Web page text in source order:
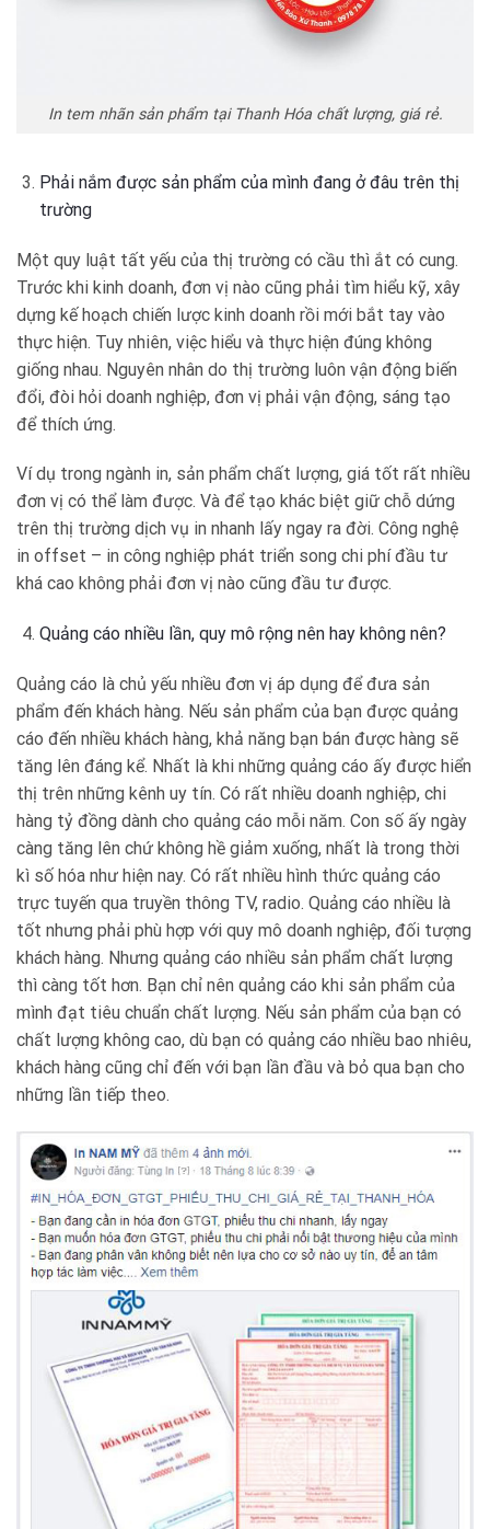
In tem nhãn sản phẩm tại Thanh Hóa chất lượng, giá rẻ.
Phải nắm được sản phẩm của mình đang ở đâu trên thị
trường
Một quy luật tất yếu của thị trường có cầu thì ắt có cung.
Trước khi kinh doanh, đơn vị nào cũng phải tìm hiểu kỹ, xây
dựng kế hoạch chiến lược kinh doanh rồi mới bắt tay vào
thực hiện. Tuy nhiên, việc hiểu và thực hiện đúng không
giống nhau. Nguyên nhân do thị trường luôn vận động biến
đổi, đòi hỏi doanh nghiệp, đơn vị phải vận động, sáng tạo
để thích ứng.
Ví dụ trong ngành in, sản phẩm chất lượng, giá tốt rất nhiều
đơn vị có thể làm được. Và để tạo khác biệt giữ chỗ dứng
trên thị trường dịch vụ in nhanh lấy ngay ra đời. Công nghệ
in offset – in công nghiệp phát triển song chi phí đầu tư
khá cao không phải đơn vị nào cũng đầu tư được.
Quảng cáo nhiều lần, quy mô rộng nên hay không nên?
Quảng cáo là chủ yếu nhiều đơn vị áp dụng để đưa sản
phẩm đến khách hàng. Nếu sản phẩm của bạn được quảng
cáo đến nhiều khách hàng, khả năng bạn bán được hàng sẽ
tăng lên đáng kể. Nhất là khi những quảng cáo ấy được hiển
thị trên những kênh uy tín. Có rất nhiều doanh nghiệp, chi
hàng tỷ đồng dành cho quảng cáo mỗi năm. Con số ấy ngày
càng tăng lên chứ không hề giảm xuống, nhất là trong thời
kì số hóa như hiện nay. Có rất nhiều hình thức quảng cáo
trực tuyến qua truyền thông TV, radio. Quảng cáo nhiều là
tốt nhưng phải phù hợp với quy mô doanh nghiệp, đối tượng
khách hàng. Nhưng quảng cáo nhiều sản phẩm chất lượng
thì càng tốt hơn. Bạn chỉ nên quảng cáo khi sản phẩm của
mình đạt tiêu chuẩn chất lượng. Nếu sản phẩm của bạn có
chất lượng không cao, dù bạn có quảng cáo nhiều bao nhiêu,
khách hàng cũng chỉ đến với bạn lần đầu và bỏ qua bạn cho
những lần tiếp theo.